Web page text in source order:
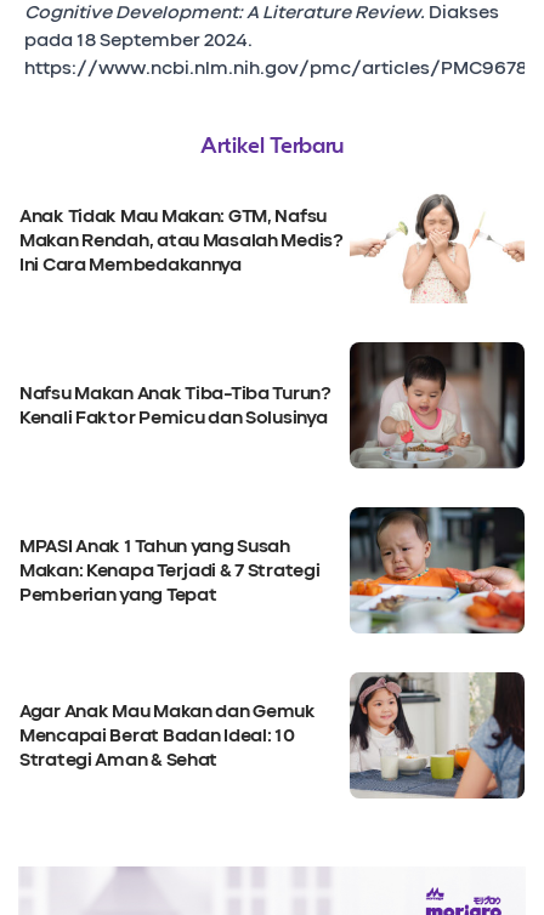
Cognitive Development: A Literature Review. Diakses
pada 18 September 2024.
https://www.ncbi.nlm.nih.gov/pmc/articles/
Artikel Terbaru
Anak Tidak Mau Makan: GTM, Nafsu
Makan Rendah, atau Masalah Medis?
Ini Cara Membedakannya
Nafsu Makan Anak Tiba-Tiba Turun?
Kenali Faktor Pemicu dan Solusinya
MPASI Anak 1 Tahun yang Susah
Makan: Kenapa Terjadi & 7 Strategi
Pemberian yang Tepat
Agar Anak Mau Makan dan Gemuk
Mencapai Berat Badan Ideal: 10
Strategi Aman & Sehat